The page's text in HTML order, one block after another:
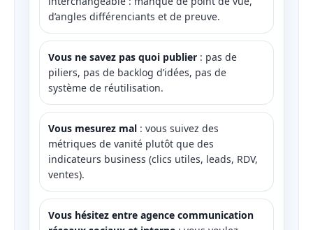
d’angles différenciants et de preuve.
Vous ne savez pas quoi publier : pas de
piliers, pas de backlog d’idées, pas de
système de réutilisation.
Vous mesurez mal : vous suivez des
métriques de vanité plutôt que des
indicateurs business (clics utiles, leads, RDV,
ventes).
Vous hésitez entre agence communication